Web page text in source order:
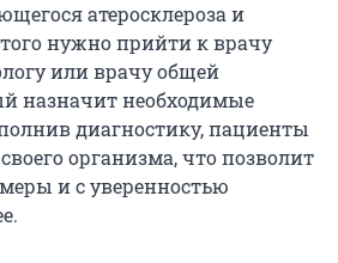
атеросклероза и
нужно прийти к врачу
или врачу общей
назначит необходимые
диагностику, пациенты
организма, что позволит
и с уверенностью